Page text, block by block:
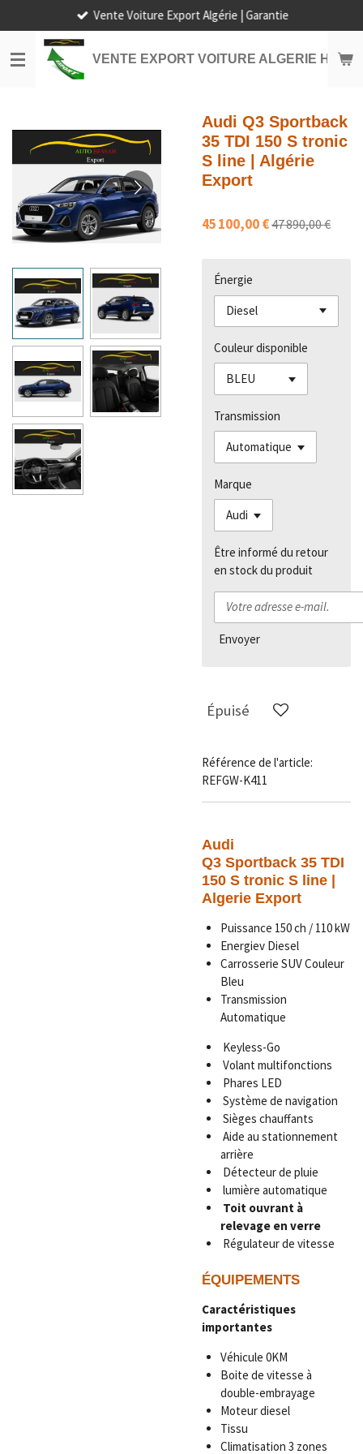
au
contenu
principal
VENTE EXPORT VOITURE ALGERIE HORS
Vente Voiture Export Algérie | Garantie
Audi Q3 Sportback
35 TDI 150 S tronic
S line | Algérie
Export
45 100,00 €47 890,00 €
Énergie
Couleur disponible
Transmission
Marque
Être informé du retour
en stock du produit
Envoyer
Épuisé
Référence de l'article:
REFGW-K411
Audi
Q3 Sportback 35 TDI
150 S tronic S line |
Algerie Export
Puissance 150 ch / 110 kW
Energiev Diesel
Carrosserie SUV Couleur
Bleu
Transmission
Automatique
Keyless-Go
Volant multifonctions
Phares LED
Système de navigation
Sièges chauffants
Aide au stationnement
arrière
Détecteur de pluie
lumière automatique
Toit ouvrant à
relevage en verre
Régulateur de vitesse
ÉQUIPEMENTS
Caractéristiques
importantes
Véhicule 0KM
Boite de vitesse à
double-embrayage
Moteur diesel
Tissu
Climatisation 3 zones